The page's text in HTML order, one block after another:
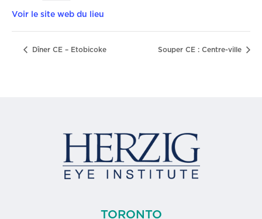
Voir le site web du lieu
Dîner CE – Etobicoke Souper CE : Centre-ville
TORONTO